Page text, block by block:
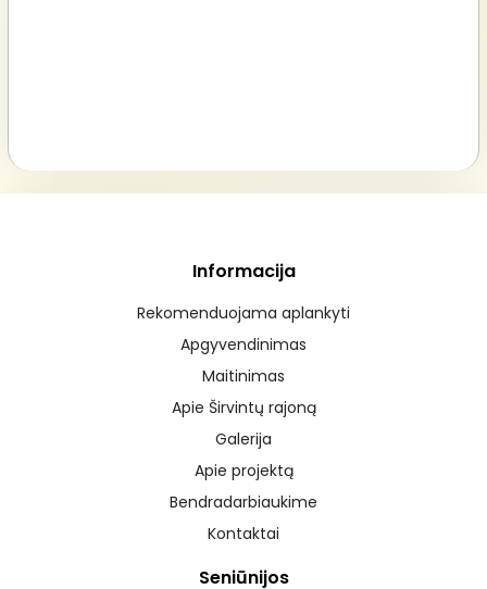
Informacija
Rekomenduojama aplankyti
Apgyvendinimas
Maitinimas
Apie Širvintų rajoną
Galerija
Apie projektą
Bendradarbiaukime
Kontaktai
Seniūnijos